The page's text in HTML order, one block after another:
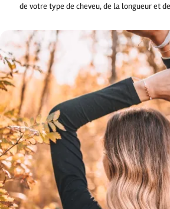
de votre type de cheveu, de la longueur et